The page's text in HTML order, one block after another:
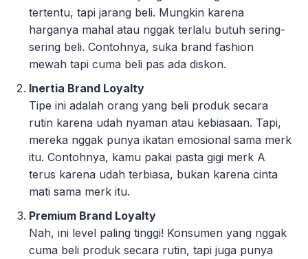
tertentu, tapi jarang beli. Mungkin karena
harganya mahal atau nggak terlalu butuh sering-
sering beli. Contohnya, suka brand fashion
mewah tapi cuma beli pas ada diskon.
Inertia Brand Loyalty
Tipe ini adalah orang yang beli produk secara
rutin karena udah nyaman atau kebiasaan. Tapi,
mereka nggak punya ikatan emosional sama merk
itu. Contohnya, kamu pakai pasta gigi merk A
terus karena udah terbiasa, bukan karena cinta
mati sama merk itu.
Premium Brand Loyalty
Nah, ini level paling tinggi! Konsumen yang nggak
cuma beli produk secara rutin, tapi juga punya